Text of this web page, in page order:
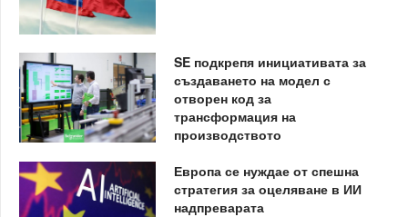
SE подкрепя инициативата за
създаването на модел с
отворен код за
трансформация на
производството
Европа се нуждае от спешна
стратегия за оцеляване в ИИ
надпреварата